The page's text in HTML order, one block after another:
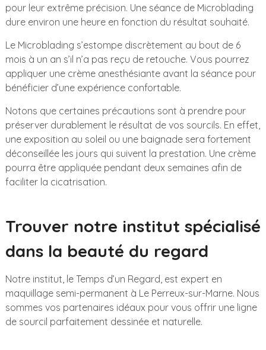
pour leur extrême précision. Une séance de Microblading
dure environ une heure en fonction du résultat souhaité.
Le Microblading s’estompe discrètement au bout de 6
mois à un an s’il n’a pas reçu de retouche. Vous pourrez
appliquer une crème anesthésiante avant la séance pour
bénéficier d’une expérience confortable.
Notons que certaines précautions sont à prendre pour
préserver durablement le résultat de vos sourcils. En effet,
une exposition au soleil ou une baignade sera fortement
déconseillée les jours qui suivent la prestation. Une crème
pourra être appliquée pendant deux semaines afin de
faciliter la cicatrisation.
Trouver notre institut spécialisé
dans la beauté du regard
Notre institut, le Temps d’un Regard, est expert en
maquillage semi-permanent à Le Perreux-sur-Marne. Nous
sommes vos partenaires idéaux pour vous offrir une ligne
de sourcil parfaitement dessinée et naturelle.